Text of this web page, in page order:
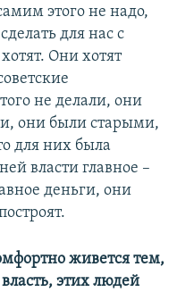
этого не надо,
для нас с
Они хотят
не делали, они
они были старыми,
для них была
власти главное –
деньги, они
живется тем,
этих людей